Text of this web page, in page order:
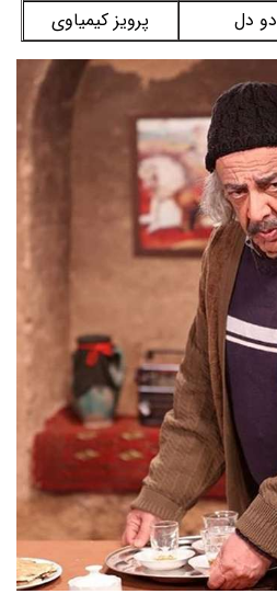
دل پرویز کیمیاوی